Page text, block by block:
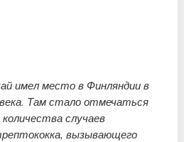
имел место в Финляндии в
Там стало отмечаться
случаев
вызывающего